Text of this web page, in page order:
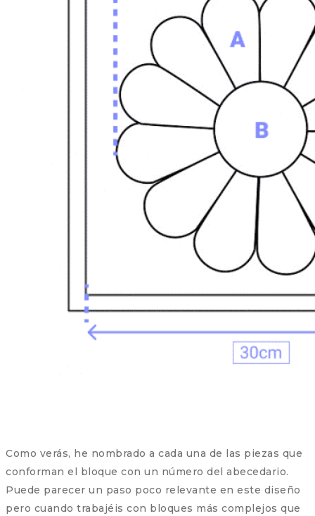
Como verás, he nombrado a cada una de las piezas que
conforman el bloque con un número del abecedario.
Puede parecer un paso poco relevante en este diseño
pero cuando trabajéis con bloques más complejos que